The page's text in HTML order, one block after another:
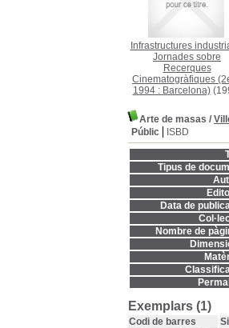
Infrastructures
Jornades sobre
Recerques
Cinematogràfiques
1994 : Barcelona)
Arte de masas /
Públic
ISBD
Tipus de
Data de
Nombre de
Exemplars (1)
Codi de barres